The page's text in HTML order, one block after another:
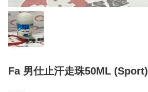
Fa 男仕止汗走珠50ML (Sport)